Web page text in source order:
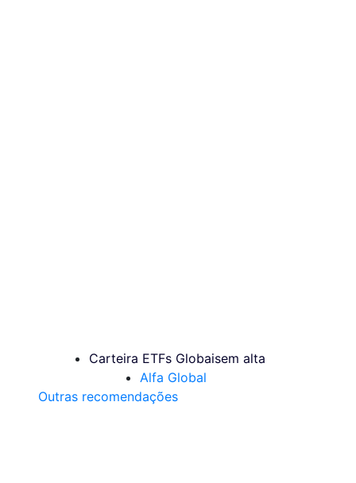
Carteira ETFs Globaisem alta
Alfa Global
Outras recomendações